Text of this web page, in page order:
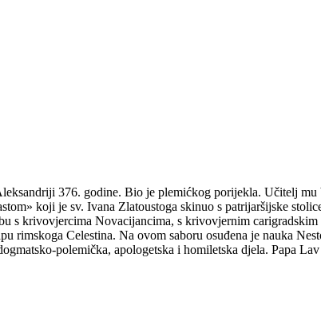
376. godine. Bio je plemićkog porijekla. Učitelj
koji je sv. Ivana Zlatoustoga skinuo s patrijaršijske
s krivovjercima Novacijancima, s krivovjernim
rimskoga Celestina. Na ovom saboru osuđena je nauka
polemička, apologetska i homiletska djela. Papa